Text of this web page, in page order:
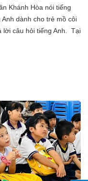
Khánh Hòa nói tiếng
dành cho trẻ mồ côi
lời câu hỏi tiếng Anh. Tại